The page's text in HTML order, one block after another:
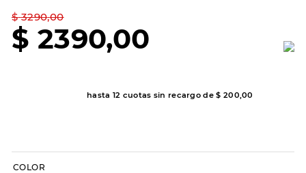
$ 3290,00
$ 2390,00
hasta 12 cuotas sin recargo de$ 200,00
COLOR